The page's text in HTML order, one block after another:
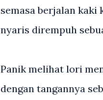
semasa berjalan
nyaris dirempuh
Panik melihat lori
dengan tangannya